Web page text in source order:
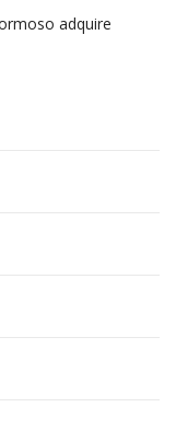
são
adquire